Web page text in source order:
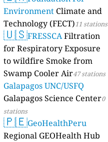
Environment Climate and
Technology (FECT)11 stations
🇺🇸FRESSCAFiltration
for Respiratory Exposure
to wildfire Smoke from
Swamp Cooler Air47 stations
Galapagos UNC/USFQ
Galapagos Science Center0
stations
🇵🇪GeoHealthPeru
Regional GEOHealth Hub